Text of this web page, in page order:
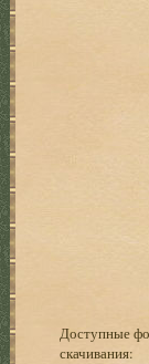
Доступные
скачивания: